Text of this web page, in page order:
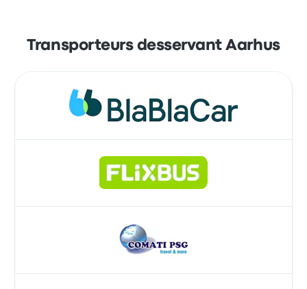
Transporteurs desservant Aarhus